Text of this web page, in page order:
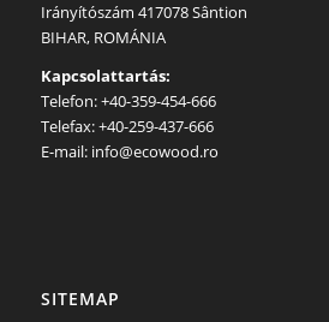
Irányítószám 417078 Sântion
BIHAR, ROMÁNIA
Kapcsolattartás:
Telefon: +40-359-454-666
Telefax: +40-259-437-666
E-mail: info@ecowood.ro
SITEMAP